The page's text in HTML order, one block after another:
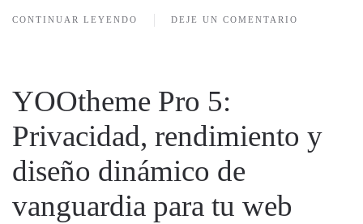
CONTINUAR LEYENDO DEJE UN COMENTARIO
YOOtheme Pro 5:
Privacidad, rendimiento y
diseño dinámico de
vanguardia para tu web